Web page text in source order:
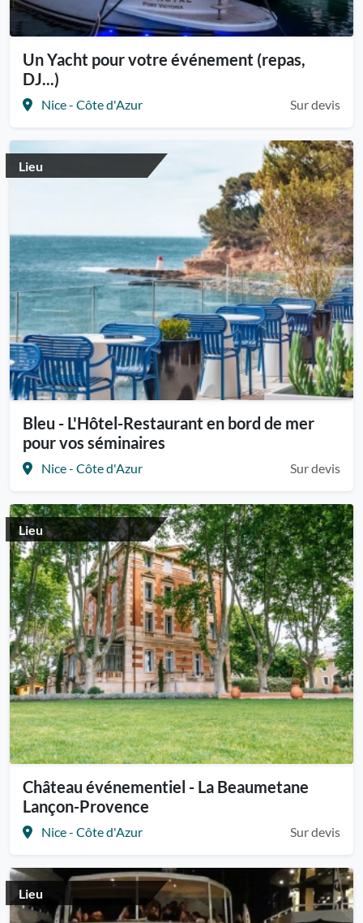
Un Yacht pour votre événement (repas,
DJ...)
Nice - Côte d'Azur Sur devis
Lieu
Bleu - L'Hôtel-Restaurant en bord de mer
pour vos séminaires
Nice - Côte d'Azur Sur devis
Lieu
Château événementiel - La Beaumetane
Lançon-Provence
Nice - Côte d'Azur Sur devis
Lieu